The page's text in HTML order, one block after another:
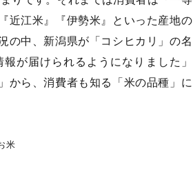
近江米』『伊勢米』といった産地の
の中、新潟県が「コシヒカリ」の名
が届けられるようになりました」
から、消費者も知る「米の品種」に
米